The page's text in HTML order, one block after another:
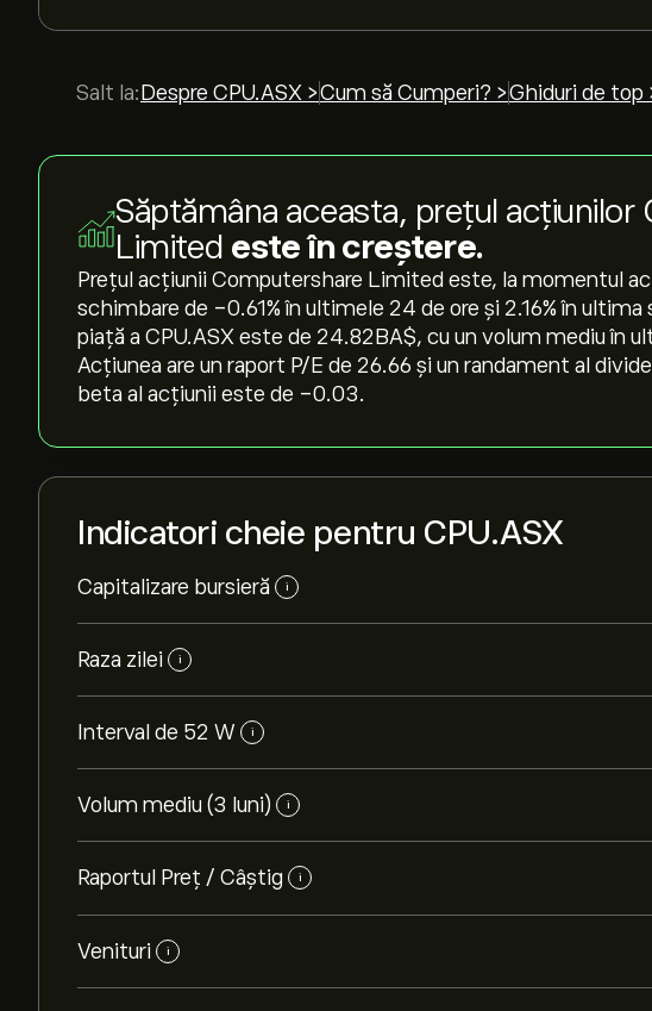
Salt la: Despre CPU.ASX >Cum să Cumperi? >Ghiduri de top
Săptămâna aceasta, prețul acțiunilor
Limited este în creștere.
Prețul acțiunii Computershare Limited este, la momentul
schimbare de ‎-0.61‎% în ultimele 24 de ore și ‎2.16‎% în ultima
piață a CPU.ASX este de 24.82B‎A$‎, cu un volum mediu în
Acțiunea are un raport P/E de 26.66 și un randament al
beta al acțiunii este de -0.03.
Indicatori cheie pentru CPU.ASX
Capitalizare bursieră i
Raza zilei i
Interval de 52 W i
Volum mediu (3 luni) i
Raportul Preț / Câștig i
Venituri i